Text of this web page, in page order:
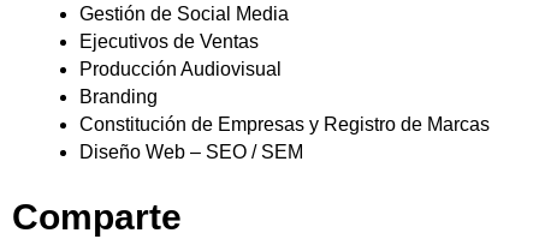
Gestión de Social Media
Ejecutivos de Ventas
Producción Audiovisual
Branding
Constitución de Empresas y Registro de Marcas
Diseño Web – SEO / SEM
Comparte